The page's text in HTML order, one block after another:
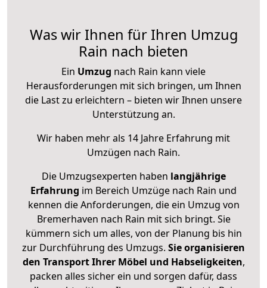
Was wir Ihnen für Ihren Umzug
Rain nach bieten
Ein Umzug nach Rain kann viele
Herausforderungen mit sich bringen, um Ihnen
die Last zu erleichtern – bieten wir Ihnen unsere
Unterstützung an.
Wir haben mehr als 14 Jahre Erfahrung mit
Umzügen nach Rain.
Die Umzugsexperten haben langjährige
Erfahrung im Bereich Umzüge nach Rain und
kennen die Anforderungen, die ein Umzug von
Bremerhaven nach Rain mit sich bringt. Sie
kümmern sich um alles, von der Planung bis hin
zur Durchführung des Umzugs. Sie organisieren
den Transport Ihrer Möbel und Habseligkeiten,
packen alles sicher ein und sorgen dafür, dass